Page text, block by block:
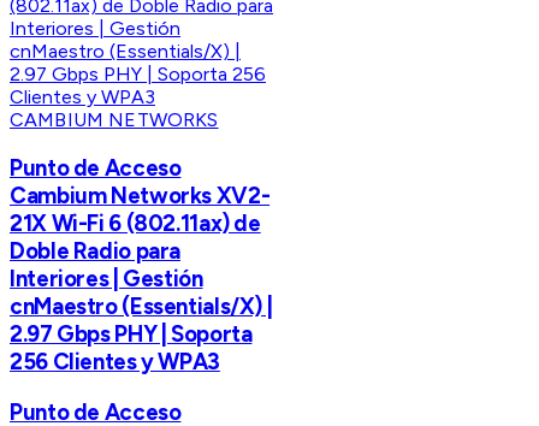
CAMBIUM NETWORKS
Punto de Acceso
Cambium Networks XV2-
21X Wi-Fi 6 (802.11ax) de
Doble Radio para
Interiores | Gestión
cnMaestro (Essentials/X) |
2.97 Gbps PHY | Soporta
256 Clientes y WPA3
Punto de Acceso